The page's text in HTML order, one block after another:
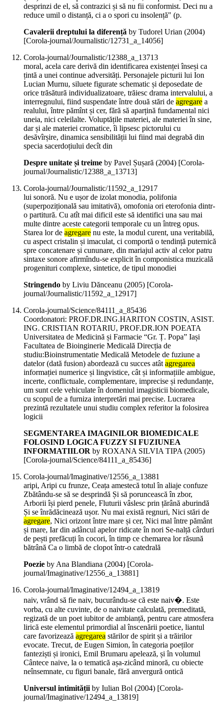
desprinzi de el, să contrazici și să nu fii conformist. Deci nu a
reduce umil o distanță, ci a o spori cu insolență" (p.
Cavalerii dreptului la diferență by Tudorel Urian (2004)
[Corola-journal/Journalistic/12731_a_14056]
Corola-journal/Journalistic/12388_a_13713
moral, acela care derivă din identificarea existenței înseși ca
țintă a unei continue adversități. Personajele picturii lui Ion
Lucian Murnu, siluete figurate schematic și deposedate de
orice trăsătură individualizatoare, trăiesc drama intervalului, a
interregnului, fiind suspendate între două stări de agregare a
realului, între pămînt și cer, fără să aparțină fundamental nici
uneia, nici celeilalte. Voluptățile materiei, ale materiei în sine,
dar și ale materiei cromatice, îi lipsesc pictorului cu
desăvîrșire, dinamica sensibilității lui fiind mai degrabă din
specia sacerdoțiului decît din
Despre unitate și treime by Pavel Șușară (2004) [Corola-
journal/Journalistic/12388_a_13713]
Corola-journal/Journalistic/11592_a_12917
lui sonoră. Nu e ușor de izolat monodia, polifonia
(superpozițională sau imitativă), omofonia ori eterofonia dintr-
o partitură. Cu atît mai dificil este să identifici una sau mai
multe dintre aceste categorii temporale cu un întreg opus.
Starea lor de agregare nu este, la modul curent, una veritabilă,
cu aspect cristalin și imaculat, ci comportă o tendință puternică
spre concatenare și cununare, din mariajul activ al celor patru
sintaxe sonore afirmîndu-se explicit în componistica muzicală
progenituri complexe, sintetice, de tipul monodiei
Stringendo by Liviu Dănceanu (2005) [Corola-
journal/Journalistic/11592_a_12917]
Corola-journal/Science/84111_a_85436
Coordonatori: PROF.DR.ING.HARITON COSTIN, ASIST.
ING. CRISTIAN ROTARIU, PROF.DR.ION POEATA
Universitatea de Medicină și Farmacie “Gr. Ț. Popa” Iași
Facultatea de Bioinginerie Medicală Direcția de
studiu:Bioinstrumentatie Medicală Metodele de fuziune a
datelor (dată fusion) abordează cu succes atâtagregarea
informației numerice și lingvistice, cât și informațiile ambigue,
incerte, conflictuale, complementare, imprecise și redundanțe,
um sunt cele vehiculate în domeniul imagisticii biomedicale,
cu scopul de a furniza interpretări mai precise. Lucrarea
prezintă rezultatele unui studiu complex referitor la folosirea
logicii
SEGMENTAREA IMAGINILOR BIOMEDICALE
FOLOSIND LOGICA FUZZY SI FUZIUNEA
INFORMATIILOR by ROXANA SILVIA TIPA (2005)
[Corola-journal/Science/84111_a_85436]
Corola-journal/Imaginative/12556_a_13881
aripi, Aripi cu frunze, Ceața amestecă totul în aliaje confuze
Zbătându-se să se desprindă Și să poruncească în zbor,
Arborii își pierd penele, Fluturii vâslesc prin țărână aburindă
Și se înrădăcinează ușor. Nu mai există regnuri, Nici stări de
agregare, Nici orizont între mare și cer, Nici mal între pământ
și mare, Iar din adâncul apelor ridicate în nori Se-nalță cârduri
de pești prefăcuți în cocori, în timp ce chemarea lor răsună
bătrână Ca o limbă de clopot într-o catedrală
Poezie by Ana Blandiana (2004) [Corola-
journal/Imaginative/12556_a_13881]
Corola-journal/Imaginative/12494_a_13819
naiv, vrând să fie naiv, bucurându-se că este naiv�. Este
vorba, cu alte cuvinte, de o naivitate calculată, premeditată,
regizată de un poet iubitor de ambianță, pentru care atmosfera
lirică este elementul primordial al înscenării poetice, liantul
care favorizează agregarea stărilor de spirit și a trăirilor
evocate. Trecut, de Eugen Simion, în categoria poeților
fanteziști și ironici, Emil Brumaru apelează, și în volumul
Cântece naive, la o tematică așa-zicând minoră, cu obiecte
neînsemnate, cu figuri banale, fără anvergură ontică
Universul intimitățiiby Iulian Bol (2004) [Corola-
journal/Imaginative/12494_a_13819]